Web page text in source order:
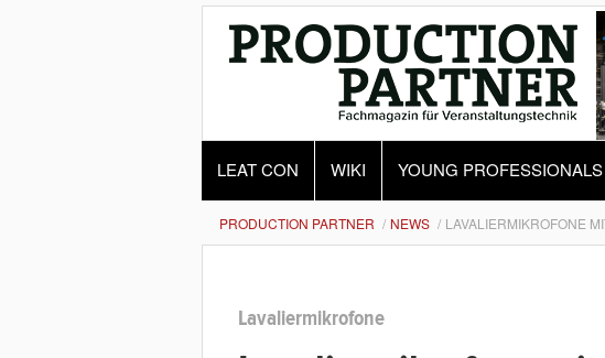
LEAT CON WIKI YOUNG PROFESSIONALS
PRODUCTION PARTNER NEWS LAVALIERMIKROFONE
Lavaliermikrofone